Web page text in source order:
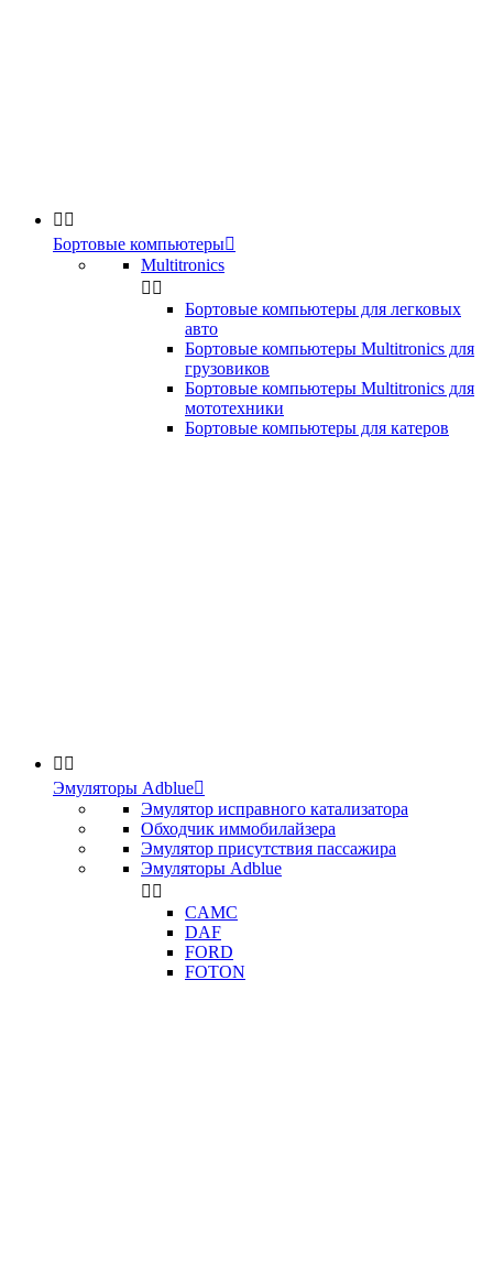
 
Бортовые компьютеры
Multitronics
 
Бортовые компьютеры для легковых
авто
Бортовые компьютеры Multitronics для
грузовиков
Бортовые компьютеры Multitronics для
мототехники
Бортовые компьютеры для катеров
 
Эмуляторы Adblue
Эмулятор исправного катализатора
Обходчик иммобилайзера
Эмулятор присутствия пассажира
Эмуляторы Adblue
 
CAMC
DAF
FORD
FOTON